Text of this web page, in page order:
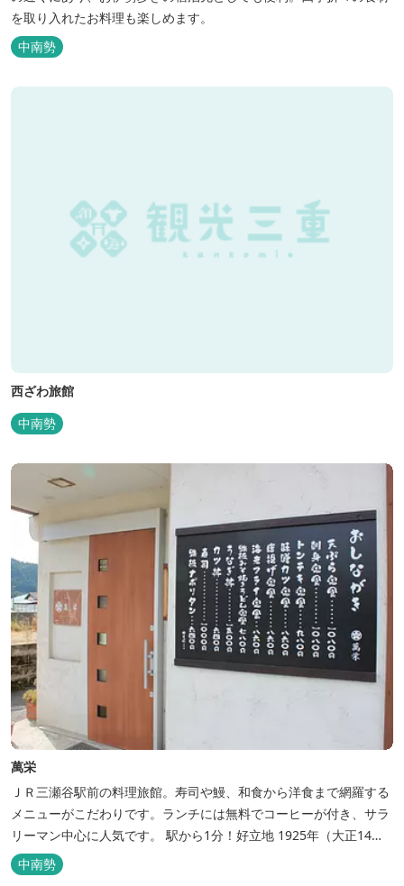
を取り入れたお料理も楽しめます。
中南勢
西ざわ旅館
中南勢
萬栄
ＪＲ三瀬谷駅前の料理旅館。寿司や鰻、和食から洋食まで網羅する
メニューがこだわりです。ランチには無料でコーヒーが付き、サラ
リーマン中心に人気です。 駅から1分！好立地 1925年（大正14
年）に開業した歴史ある旅館。JR三瀬谷駅から徒歩一分と好立地の
場所にあり、大変便利です。 部屋数は11室、大広間が2部屋。少人
中南勢